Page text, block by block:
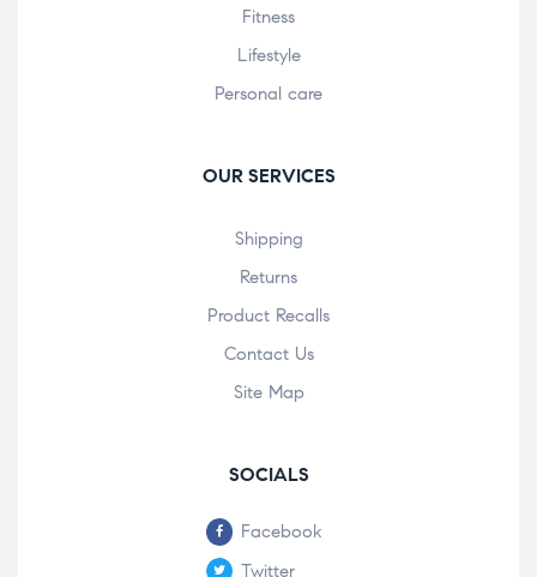
Fitness
Lifestyle
Personal care
OUR SERVICES
Shipping
Returns
Product Recalls
Contact Us
Site Map
SOCIALS
Facebook
Twitter